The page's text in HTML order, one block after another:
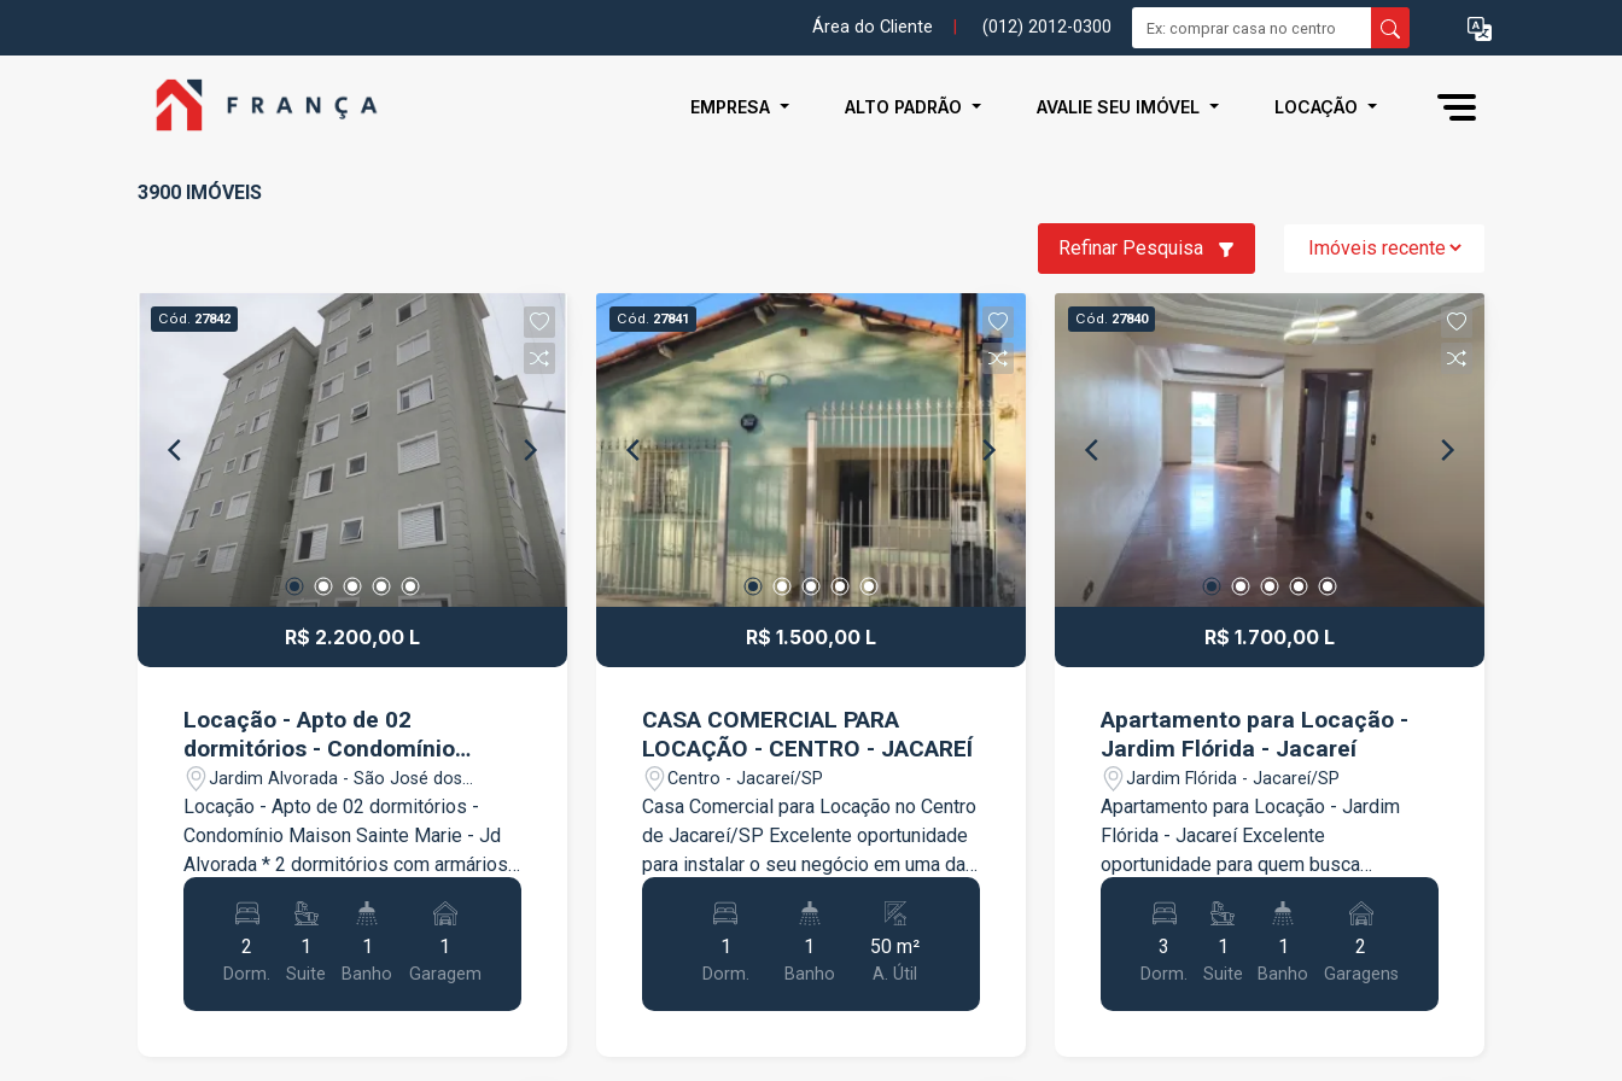
Área do Cliente (012) 2012-0300
EMPRESA ALTO PADRÃO AVALIE SEU IMÓVEL LOCAÇÃO
3900 IMÓVEIS
Refinar Pesquisa
Cód. 27842
R$ 2.200,00 L
Locação - Apto de 02
dormitórios - Condomínio
Maison Sainte Marie - Jd
Alvorada
Jardim Alvorada - São José dos
Campos/SP
Locação - Apto de 02 dormitórios -
Condomínio Maison Sainte Marie - Jd
Alvorada * 2 dormitórios com armários
* 01 suíte com armário e box blindex *
0 banheiro social com armário, * 01
vaga * Sala de estar e jantar * Cozinha
planejada * Área de serviço * Sacada
Condomínio Elevador Salão de festas
2
Dorm.
1
Suite
1
Banho
1
Garagem
Cód. 27841
R$ 1.500,00 L
CASA COMERCIAL PARA
LOCAÇÃO - CENTRO - JACAREÍ
Centro - Jacareí/SP
Casa Comercial para Locação no Centro
de Jacareí/SP Excelente oportunidade
para instalar o seu negócio em uma das
regiões mais movimentadas e
valorizadas de Jacareí! Localizado no
Centro da cidade, este imóvel
comercial oferece praticidade, fácil
acesso e ótima visibilidade, sendo
1
Dorm.
1
Banho
50 m²
A. Útil
Cód. 27840
R$ 1.700,00 L
Apartamento para Locação -
Jardim Flórida - Jacareí
Jardim Flórida - Jacareí/SP
Apartamento para Locação - Jardim
Flórida - Jacareí Excelente
oportunidade para quem busca
conforto, praticidade e uma ótima
localização. O apartamento conta com 3
dormitórios, sendo 1 suíte. Um dos
quartos possui móveis planejados,
proporcionando mais organização e
3
Dorm.
1
Suite
1
Banho
2
Garagens